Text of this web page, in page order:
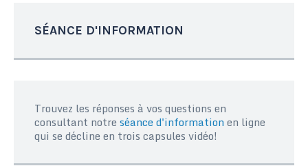
SÉANCE D'INFORMATION
Trouvez les réponses à vos questions en
consultant notre séance d'information en ligne
qui se décline en trois capsules vidéo!